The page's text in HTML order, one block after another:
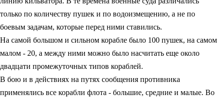
только по количеству пушек и по водоизмещению, а не по
боевым задачам, которые перед ними ставились.
На самой большом и сильном корабле было 100 пушек, на самом
малом - 20, а между ними можно было насчитать еще около
двадцати промежуточных типов кораблей.
В бою и в действиях на путях сообщения противника
применялись все корабли флота - большие, средние и малые. Во